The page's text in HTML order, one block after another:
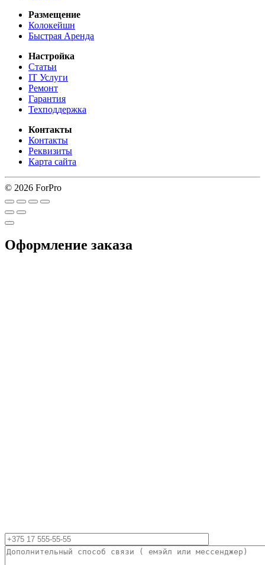
Размещение
Колокейшн
Быстрая Аренда
Настройка
Статьи
IT Услуги
Ремонт
Гарантия
Техподдержка
Контакты
Контакты
Реквизиты
Карта сайта
© 2026 ForPro
Оформление заказа